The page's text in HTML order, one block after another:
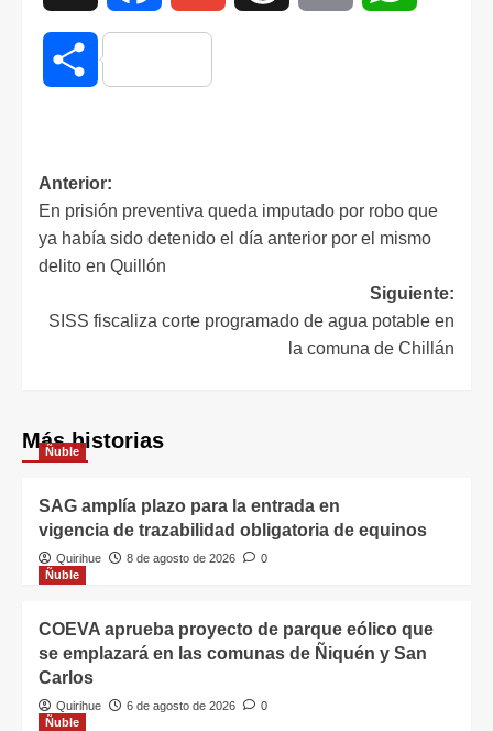
Compartir
Anterior:
En prisión preventiva queda imputado por robo que
ya había sido detenido el día anterior por el mismo
delito en Quillón
Siguiente:
SISS fiscaliza corte programado de agua potable en
la comuna de Chillán
Más historias
Ñuble
SAG amplía plazo para la entrada en
vigencia de trazabilidad obligatoria de equinos
Quirihue 8 de agosto de 2026
0
Ñuble
COEVA aprueba proyecto de parque eólico que
se emplazará en las comunas de Ñiquén y San
Carlos
Quirihue 6 de agosto de 2026
0
Ñuble